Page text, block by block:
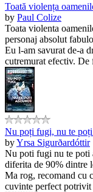
Toată violența
by Paul Colize
Toata violenta
personaj absolut
Eu l-am savurat de-a
cutremurat efectiv. De
Nu poți fugi, nu te poți
byYrsa Sigurðardóttir
Nu poti fugi nu te poti
diferita de 90% dintre
Ma rog, recomand cu
cuvinte perfect potrivit